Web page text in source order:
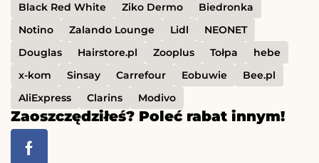
Black Red White Ziko Dermo
Biedronka
Notino
Zalando Lounge Lidl
NEONET
Douglas
Hairstore.pl Zooplus Tołpa
hebe
x-kom
Sinsay Carrefour Eobuwie
Bee.pl
AliExpress
Clarins Modivo
Zaoszczędziłeś? Poleć rabat innym!